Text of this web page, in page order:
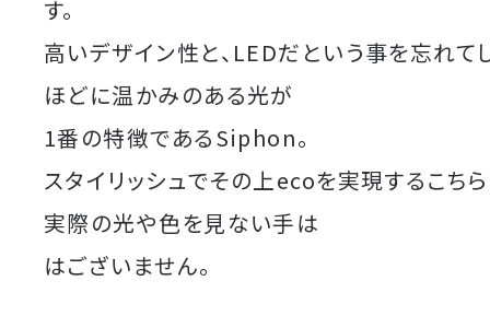
す。
高いデザイン性と、LEDだという事を忘れて
ほどに温かみのある光が
1番の特徴であるSiphon。
スタイリッシュでその上ecoを実現するこち
実際の光や色を見ない手は
はございません。